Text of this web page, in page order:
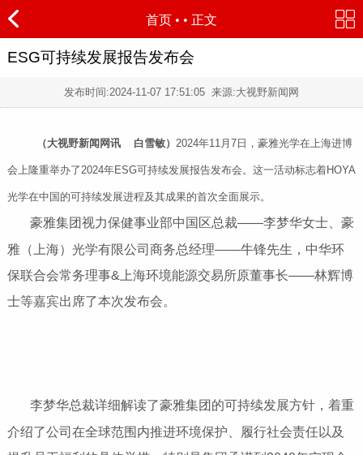
首页 • • 正文
ESG可持续发展报告发布会
发布时间:2024-11-07 17:51:05 来源:大视野新闻网
（大视野新闻网讯 白雪敏） 2024年11月7日，豪雅光学在上海进博
会上隆重举办了2024年ESG可持续发展报告发布会。这一活动标志着HOYA
光学在中国的可持续发展进程及其成果的首次全面展示。
豪雅集团视力保健事业部中国区总裁——李梦华女士、豪
雅（上海）光学有限公司商务总经理——牛锋先生，中华环
保联合会常务理事&上海环境能源交易所原董事长——林辉博
士等嘉宾出席了本次发布会。
李梦华总裁详细解读了豪雅集团的可持续发展方针，着重
介绍了公司在全球范围内推进环境保护、履行社会责任以及